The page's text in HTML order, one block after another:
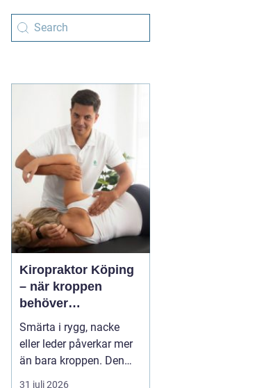
Kiropraktor Köping
– när kroppen
behöver
professionell hjälp
Smärta i rygg, nacke
eller leder påverkar mer
än bara kroppen. Den
kan störa sömnen, göra
31 juli 2026